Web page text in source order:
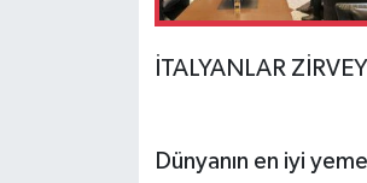
İTALYANLAR
Dünyanın en iyi